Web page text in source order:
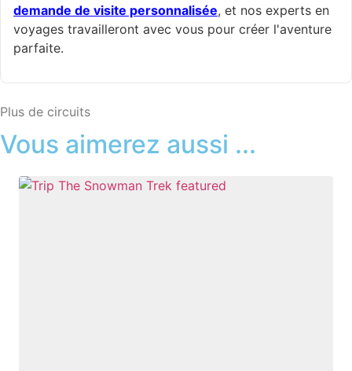
demande de visite personnalisée, et nos experts en
voyages travailleront avec vous pour créer l'aventure
parfaite.
Plus de circuits
Vous aimerez aussi ...